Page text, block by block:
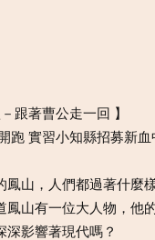
跟著曹公走一回 】
跑 實習小知縣招募新血
鳳山，人們都過著什麼
鳳山有一位大人物，他
深影響著現代嗎？